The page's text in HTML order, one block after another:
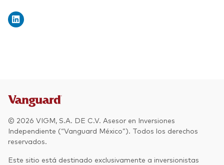
© 2026 VIGM, S.A. DE C.V. Asesor en Inversiones
Independiente (“Vanguard México”). Todos los derechos
reservados.
Este sitio está destinado exclusivamente a inversionistas